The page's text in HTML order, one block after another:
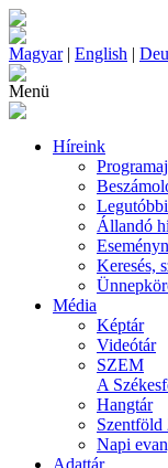
Magyar| English |
Menü
Híreink
Állandó
Keresés,
Média
Képtár
Videótár
SZEM
A
Hangtár
Szentföld
Napi
Adattár